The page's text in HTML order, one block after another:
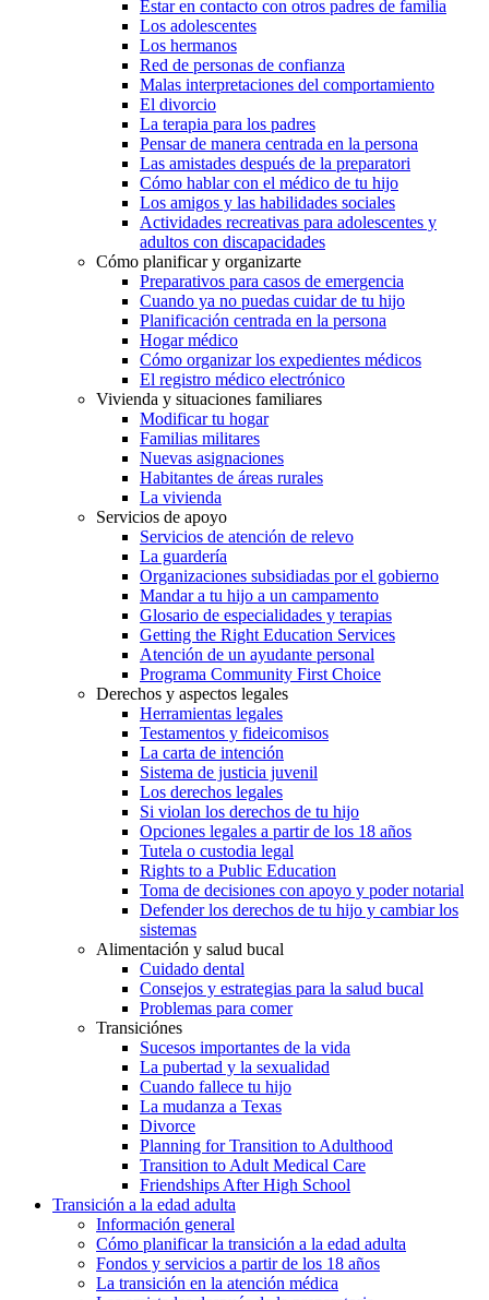
Estar en contacto con otros padres de familia
Los adolescentes
Los hermanos
Red de personas de confianza
Malas interpretaciones del comportamiento
El divorcio
La terapia para los padres
Pensar de manera centrada en la persona
Las amistades después de la preparatori
Cómo hablar con el médico de tu hijo
Los amigos y las habilidades sociales
Actividades recreativas para adolescentes y
adultos con discapacidades
Cómo planificar y organizarte
Preparativos para casos de emergencia
Cuando ya no puedas cuidar de tu hijo
Planificación centrada en la persona
Hogar médico
Cómo organizar los expedientes médicos
El registro médico electrónico
Vivienda y situaciones familiares
Modificar tu hogar
Familias militares
Nuevas asignaciones
Habitantes de áreas rurales
La vivienda
Servicios de apoyo
Servicios de atención de relevo
La guardería
Organizaciones subsidiadas por el gobierno
Mandar a tu hijo a un campamento
Glosario de especialidades y terapias
Getting the Right Education Services
Atención de un ayudante personal
Programa Community First Choice
Derechos y aspectos legales
Herramientas legales
Testamentos y fideicomisos
La carta de intención
Sistema de justicia juvenil
Los derechos legales
Si violan los derechos de tu hijo
Opciones legales a partir de los 18 años
Tutela o custodia legal
Rights to a Public Education
Toma de decisiones con apoyo y poder notarial
Defender los derechos de tu hijo y cambiar los
sistemas
Alimentación y salud bucal
Cuidado dental
Consejos y estrategias para la salud bucal
Problemas para comer
Transiciónes
Sucesos importantes de la vida
La pubertad y la sexualidad
Cuando fallece tu hijo
La mudanza a Texas
Divorce
Planning for Transition to Adulthood
Transition to Adult Medical Care
Friendships After High School
Transición a la edad adulta
Información general
Cómo planificar la transición a la edad adulta
Fondos y servicios a partir de los 18 años
La transición en la atención médica